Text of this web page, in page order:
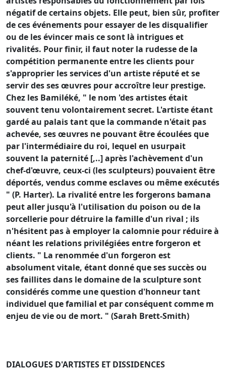
négatif de certains objets. Elle peut, bien sûr, profiter
de ces événements pour essayer de les disqualifier
ou de les évincer mais ce sont là intrigues et
rivalités. Pour finir, il faut noter la rudesse de la
compétition permanente entre les clients pour
s'approprier les services d'un artiste réputé et se
servir des ses œuvres pour accroître leur prestige.
Chez les Bamiléké, " le nom 'des artistes était
souvent tenu volontairement secret. L'artiste étant
gardé au palais tant que la commande n'était pas
achevée, ses œuvres ne pouvant être écoulées que
par l'intermédiaire du roi, lequel en usurpait
souvent la paternité [,..] après l'achèvement d'un
chef-d'œuvre, ceux-ci (les sculpteurs) pouvaient être
déportés, vendus comme esclaves ou même exécutés
" (P. Harter). La rivalité entre les forgerons bamana
peut aller jusqu'à l'utilisation du poison ou de la
sorcellerie pour détruire la famille d'un rival ; ils
n'hésitent pas à employer la calomnie pour réduire à
néant les relations privilégiées entre forgeron et
clients. " La renommée d'un forgeron est
absolument vitale, étant donné que ses succès ou
ses faillites dans le domaine de la sculpture sont
considérés comme une question d'honneur tant
individuel que familial et par conséquent comme m
enjeu de vie ou de mort. " (Sarah Brett-Smith)
DIALOGUES D'ARTISTES ET DISSIDENCES